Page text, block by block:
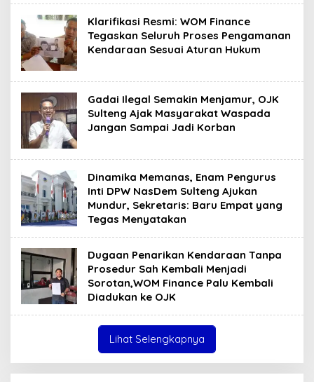
Klarifikasi Resmi: WOM Finance
Tegaskan Seluruh Proses Pengamanan
Kendaraan Sesuai Aturan Hukum
Gadai Ilegal Semakin Menjamur, OJK
Sulteng Ajak Masyarakat Waspada
Jangan Sampai Jadi Korban
Dinamika Memanas, Enam Pengurus
Inti DPW NasDem Sulteng Ajukan
Mundur, Sekretaris: Baru Empat yang
Tegas Menyatakan
Dugaan Penarikan Kendaraan Tanpa
Prosedur Sah Kembali Menjadi
Sorotan,WOM Finance Palu Kembali
Diadukan ke OJK
Lihat Selengkapnya